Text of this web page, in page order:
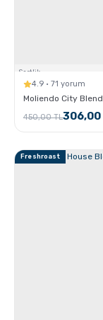
Sertlik:
4.9 · 71 yorum
Moliendo City
450,00 TL306,00
Freshroast